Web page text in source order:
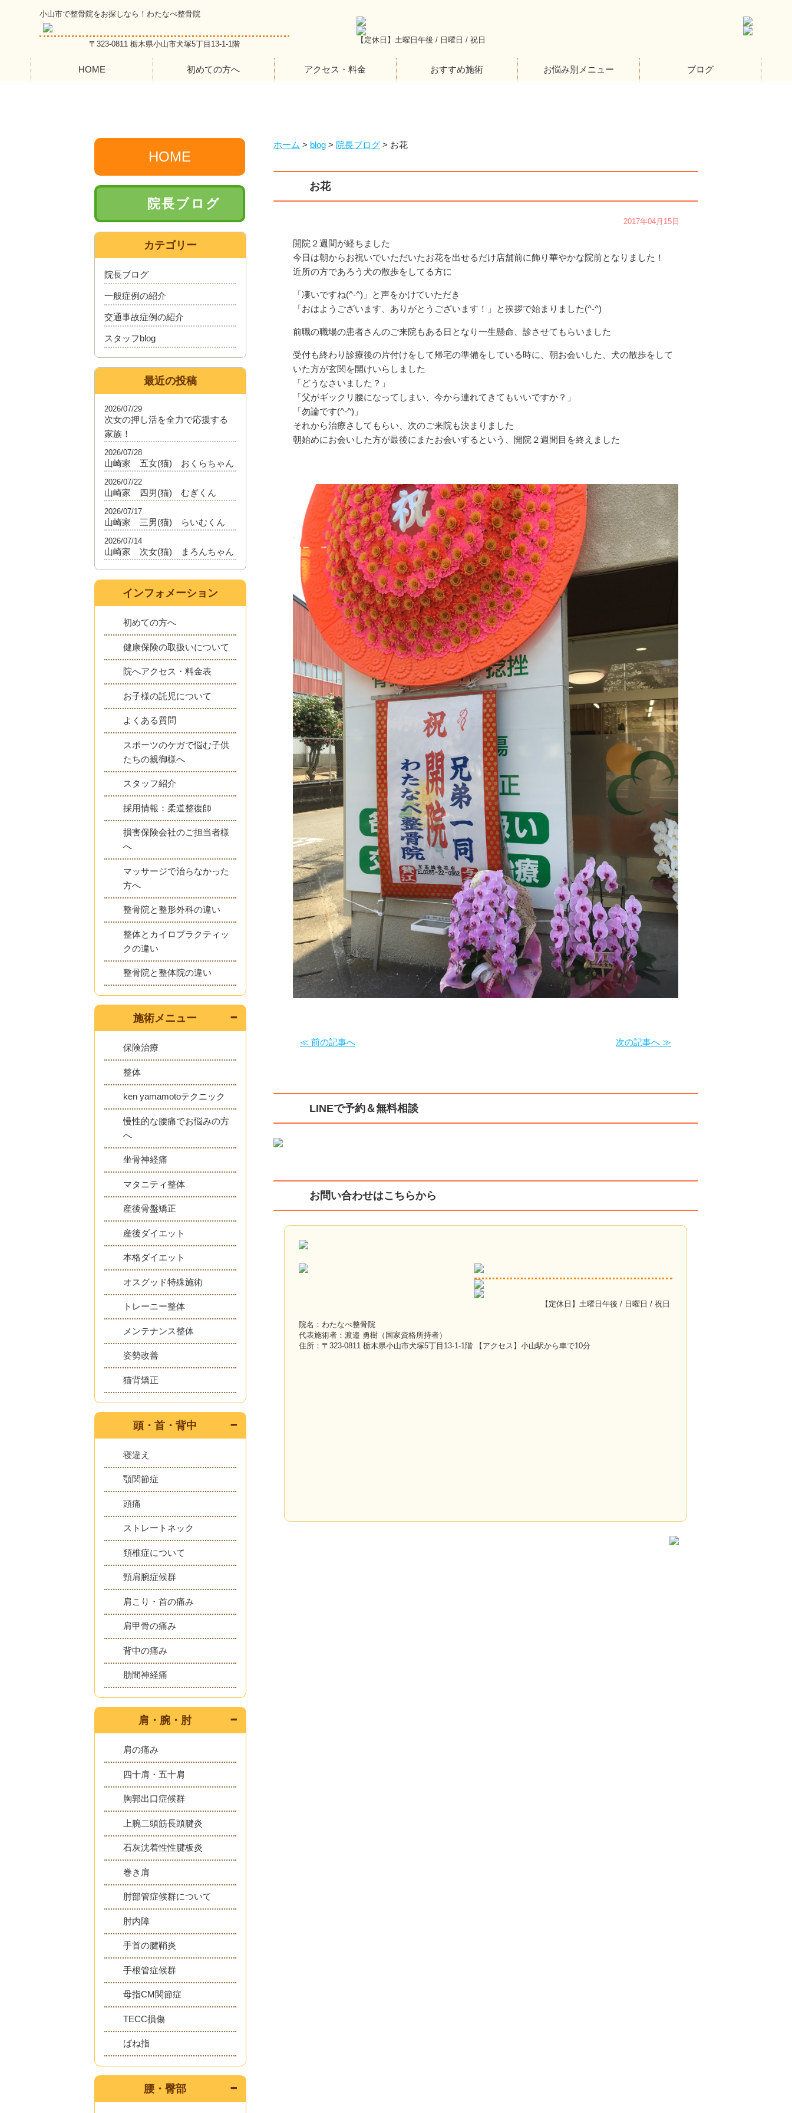
小山市で整骨院をお探しなら！わたなべ整骨院
〒323-0811 栃木県小山市犬塚5丁目13-1-1階 【定休日】土曜日午後 / 日曜日 / 祝日
HOME 初めての方へ アクセス・料金 おすすめ施術 お悩み別メニュー ブログ
ホーム > blog > 院長ブログ > お花
お花
2017年04月15日
開院２週間が経ちました
今日は朝からお祝いでいただいたお花を出せるだけ店舗前に飾り華やかな院前となりました！
近所の方であろう犬の散歩をしてる方に
「凄いですね(^-^)」と声をかけていただき
「おはようございます、ありがとうございます！」と挨拶で始まりました(^-^)
前職の職場の患者さんのご来院もある日となり一生懸命、診させてもらいました
受付も終わり診療後の片付けをして帰宅の準備をしている時に、朝お会いした、犬の散歩をして
いた方が玄関を開けいらしました
「どうなさいました？」
「父がギックリ腰になってしまい、今から連れてきてもいいですか？」
「勿論です(^-^)」
それから治療さしてもらい、次のご来院も決まりました
朝始めにお会いした方が最後にまたお会いするという、開院２週間目を終えました
≪ 前の記事へ 次の記事へ ≫
LINEで予約＆無料相談
お問い合わせはこちらから
【定休日】土曜日午後 / 日曜日 / 祝日
院名：わたなべ整骨院
代表施術者：渡邉 勇樹（国家資格所持者）
住所：〒323-0811 栃木県小山市犬塚5丁目13-1-1階 【アクセス】小山駅から車で10分
HOME
院長ブログ
カテゴリー
院長ブログ
一般症例の紹介
交通事故症例の紹介
スタッフblog
最近の投稿
次女の押し活を全力で応援する
家族！
2026/07/29
山崎家 五女(猫) おくらちゃん
2026/07/28
山崎家 四男(猫) むぎくん
2026/07/22
山崎家 三男(猫) らいむくん
2026/07/17
山崎家 次女(猫) まろんちゃん
2026/07/14
インフォメーション
初めての方へ
健康保険の取扱いについて
院へアクセス・料金表
お子様の託児について
よくある質問
スポーツのケガで悩む子供
たちの親御様へ
スタッフ紹介
採用情報：柔道整復師
損害保険会社のご担当者様
へ
マッサージで治らなかった
方へ
整骨院と整形外科の違い
整体とカイロプラクティッ
クの違い
整骨院と整体院の違い
施術メニュー
保険治療
整体
ken yamamotoテクニック
慢性的な腰痛でお悩みの方
へ
坐骨神経痛
マタニティ整体
産後骨盤矯正
産後ダイエット
本格ダイエット
オスグッド特殊施術
トレーニー整体
メンテナンス整体
姿勢改善
猫背矯正
頭・首・背中
寝違え
顎関節症
頭痛
ストレートネック
頚椎症について
頸肩腕症候群
肩こり・首の痛み
肩甲骨の痛み
背中の痛み
肋間神経痛
肩・腕・肘
肩の痛み
四十肩・五十肩
胸郭出口症候群
上腕二頭筋長頭腱炎
石灰沈着性性腱板炎
巻き肩
肘部管症候群について
肘内障
手首の腱鞘炎
手根管症候群
母指CM関節症
TECC損傷
ばね指
腰・臀部